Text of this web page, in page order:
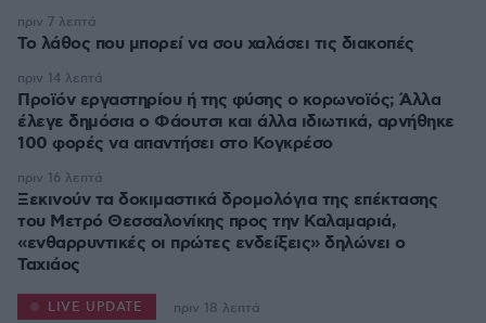
Το λάθος που μπορεί να σου χαλάσει τις διακοπές
πριν 7 λεπτά
Προϊόν εργαστηρίου ή της φύσης ο κορωνοϊός; Άλλα
έλεγε δημόσια ο Φάουτσι και άλλα ιδιωτικά, αρνήθηκε
100 φορές να απαντήσει στο Κογκρέσο
πριν 14 λεπτά
Ξεκινούν τα δοκιμαστικά δρομολόγια της επέκτασης
του Μετρό Θεσσαλονίκης προς την Καλαμαριά,
«ενθαρρυντικές οι πρώτες ενδείξεις» δηλώνει ο
Ταχιάος
πριν 16 λεπτά
LIVE UPDATE πριν 18 λεπτά